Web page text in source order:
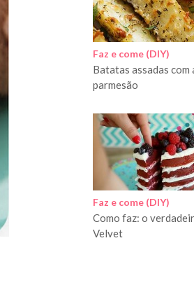
Faz e come (DIY)
Batatas assadas com
parmesão
Faz e come (DIY)
Como faz: o
Velvet